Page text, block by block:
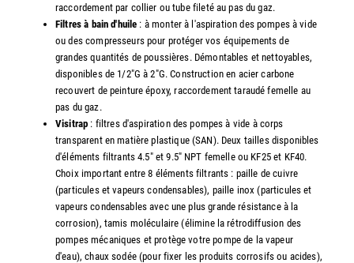
raccordement par collier ou tube fileté au pas du gaz.
Filtres à bain d'huile : à monter à l'aspiration des pompes à vide
ou des compresseurs pour protéger vos équipements de
grandes quantités de poussières. Démontables et nettoyables,
disponibles de 1/2"G à 2"G. Construction en acier carbone
recouvert de peinture époxy, raccordement taraudé femelle au
pas du gaz.
Visitrap : filtres d'aspiration des pompes à vide à corps
transparent en matière plastique (SAN). Deux tailles disponibles
d'éléments filtrants 4.5" et 9.5" NPT femelle ou KF25 et KF40.
Choix important entre 8 éléments filtrants : paille de cuivre
(particules et vapeurs condensables), paille inox (particules et
vapeurs condensables avec une plus grande résistance à la
corrosion), tamis moléculaire (élimine la rétrodiffusion des
pompes mécaniques et protège votre pompe de la vapeur
d'eau), chaux sodée (pour fixer les produits corrosifs ou acides),